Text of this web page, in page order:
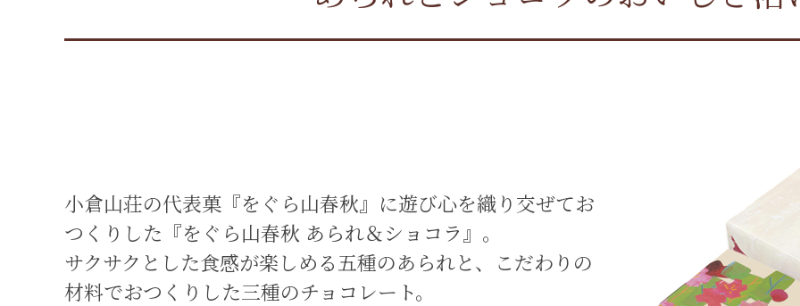
小倉山荘の代表菓『をぐら山春秋』に遊び心を織り交ぜてお
つくりした『をぐら山春秋 あられ＆ショコラ』。
サクサクとした食感が楽しめる五種のあられと、こだわりの
材料でおつくりした三種のチョコレート。